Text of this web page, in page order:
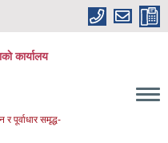
कार्यालय
र पूर्वाधार समृद्ध-